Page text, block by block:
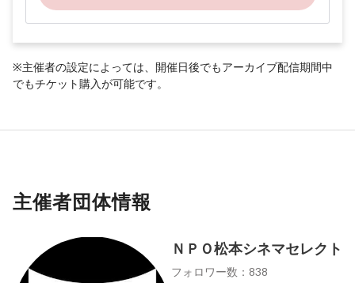
※主催者の設定によっては、開催日後でもアーカイブ配信期間中
でもチケット購入が可能です。
主催者団体情報
ＮＰＯ松本シネマセレクト
フォロワー数：838